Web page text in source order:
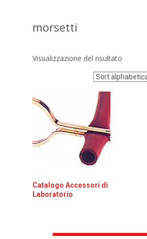
morsetti
Visualizzazione del risultato
Catalogo Accessori di
Laboratorio